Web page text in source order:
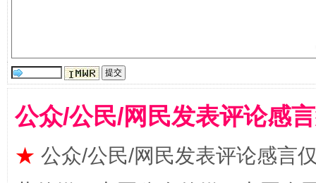
解纷+调解+退费，一次搞定
公众/公民/网民发表评论感
★ 公众/公民/网民发表评论感言